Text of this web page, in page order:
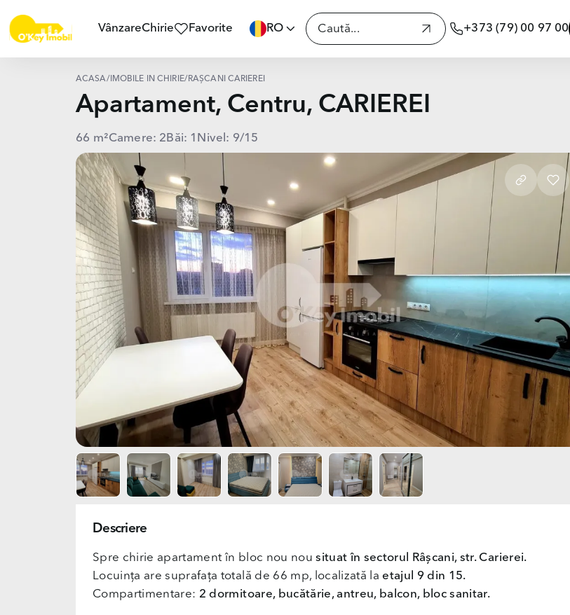
VânzareChirie Favorite RO +373 (79) 00 97 00
ACASĂ/ IMOBILE ÎN CHIRIE/ RÂȘCANI CARIEREI
Apartament, Centru, CARIEREI
66 m²Camere: 2 Băi: 1 Nivel: 9/15
Descriere
Spre chirie apartament în bloc nou nousituat în sectorul Râșcani, str. Carierei.
Locuința are suprafața totală de 66 mp, localizată la etajul 9 din 15.
Compartimentare: 2 dormitoare, bucătărie, antreu, balcon, bloc sanitar.